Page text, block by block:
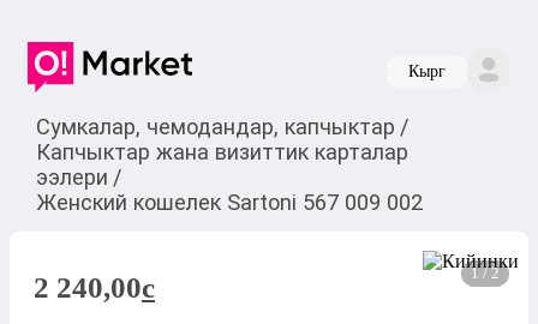
Кырг
Сумкалар, чемодандар, капчыктар /
Капчыктар жана визиттик карталар
ээлери /
Женский кошелек Sartoni 567 009 002
1 / 2
2 240,00c